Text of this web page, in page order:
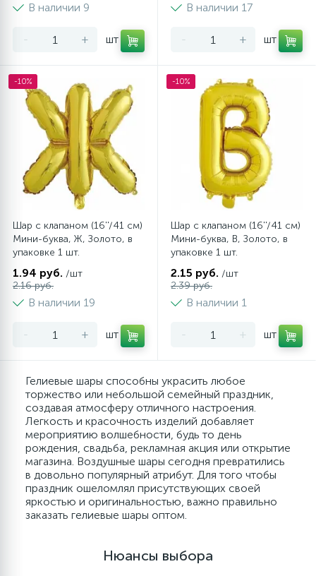
В наличии 9
- + шт
В наличии 17
- + шт
-10%
Шар с клапаном (16''/41 см)
Мини-буква, Ж, Золото, в
упаковке 1 шт.
1.94 руб. /шт
2.16 руб.
В наличии 19
- + шт
-10%
Шар с клапаном (16''/41 см)
Мини-буква, В, Золото, в
упаковке 1 шт.
2.15 руб. /шт
2.39 руб.
В наличии 1
- + шт
Гелиевые шары способны украсить любое
торжество или небольшой семейный праздник,
создавая атмосферу отличного настроения.
Легкость и красочность изделий добавляет
мероприятию волшебности, будь то день
рождения, свадьба, рекламная акция или открытие
магазина. Воздушные шары сегодня превратились
в довольно популярный атрибут. Для того чтобы
праздник ошеломлял присутствующих своей
яркостью и оригинальностью, важно правильно
заказать гелиевые шары оптом.
Нюансы выбора